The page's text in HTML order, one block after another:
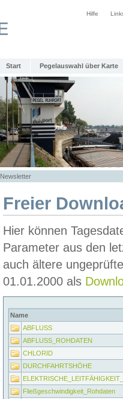
Hilfe
Start Pegelauswahl über Karte
Newsletter
Freier
Hier können
Parameter aus den
auch ältere
01.01.2000 als
Name
ABFLUSS
ABFLUSS_ROHDATEN
CHLORID
DURCHFAHRTSHÖHE
Fließgeschwindigkeit_Rohdaten